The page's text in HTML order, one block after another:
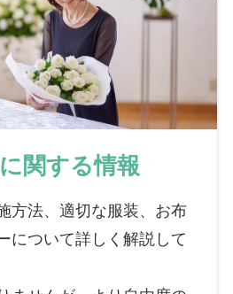
関する情報
方法、適切な服装、お布
について詳しく解説して